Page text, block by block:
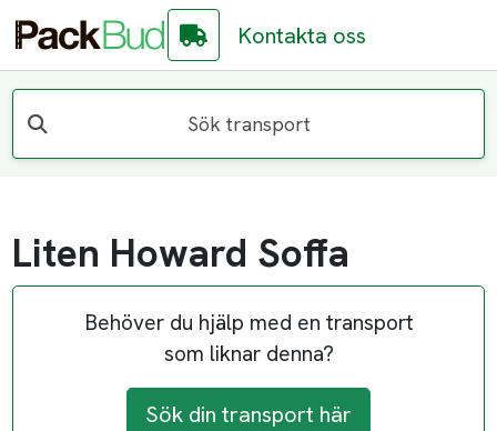
Kontakta oss
Sök transport
Liten Howard Soffa
Behöver du hjälp med en transport
som liknar denna?
Sök din transport här